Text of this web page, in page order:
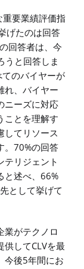
重要業績評価指
げたのは回答
回答者は、今
うと回答しま
のバイヤーが
れ、バイヤー
ニーズに対応
ことを理解す
してリソース
70%の回答
テリジェント
述べ、 66%
として挙げて
業がテクノロ
供してCLVを最
今後5年間にお